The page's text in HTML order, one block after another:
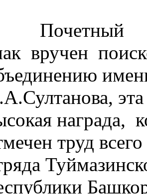
вручен
эта
награда,
труд